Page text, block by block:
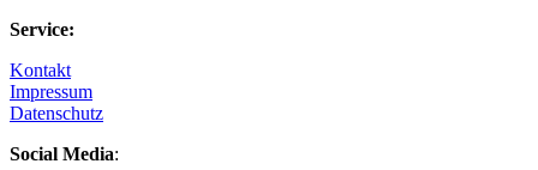
Service:
Kontakt
Impressum
Datenschutz
Social Media: